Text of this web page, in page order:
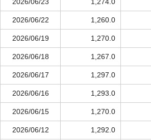
2026/06/22 1,260.0
2026/06/19 1,270.0
2026/06/18 1,267.0
2026/06/17 1,297.0
2026/06/16 1,293.0
2026/06/15 1,270.0
2026/06/12 1,292.0